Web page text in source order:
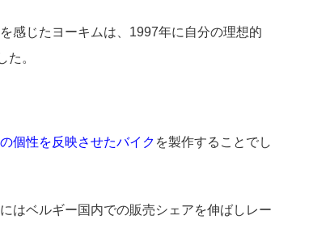
感じたヨーキムは、1997年に自分の理想的
。
個性を反映させたバイク を製作することでし
はベルギー国内での販売シェアを伸ばしレー